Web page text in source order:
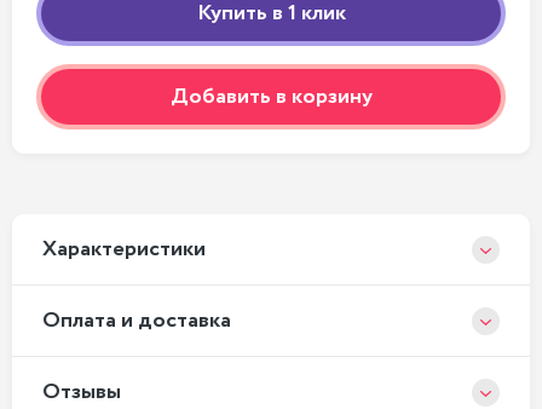
Добавить в корзину
Xарактеристики
Оплата и доставка
Отзывы